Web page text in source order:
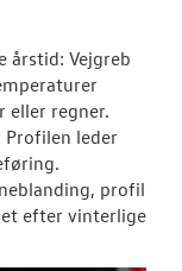
årstid: Vejgreb
eller regner.
Profilen leder
profil
efter vinterlige